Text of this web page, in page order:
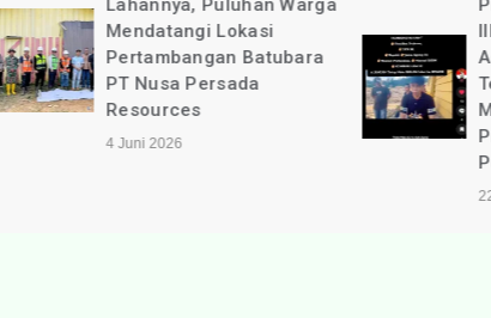
Prabowo Subianto, Komisi
III DPR RI, Kapolri, Jaksa
Agung RI Dan Menteri
Terkait Lihat Kebenaran
Masyarakat Dikalahkan
Praktik Hukum Dalam